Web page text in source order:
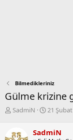
Bilmedikleriniz
Gülme krizine
K
b
SadmiN
B
l
21
SadmiN